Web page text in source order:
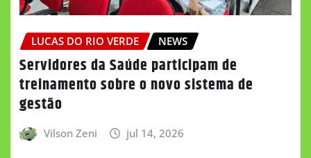
LUCAS DO RIO VERDE NEWS
Servidores da Saúde participam de
treinamento sobre o novo sistema de
gestão
Vilson Zeni jul 14, 2026